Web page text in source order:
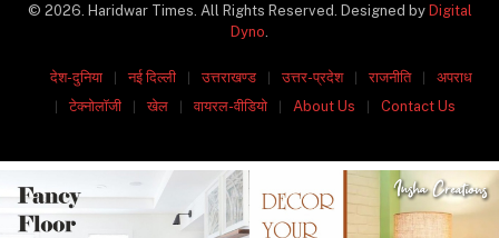
© 2026. Haridwar Times. All Rights Reserved. Designed by Digital
Dyno
देश-दुनिया नई दिल्ली उत्तराखण्ड उत्तर-प्रदेश राजनीति
अपराध
टेक्नोलॉजी
खेल वायरल-वीडियो About Us Contact Us